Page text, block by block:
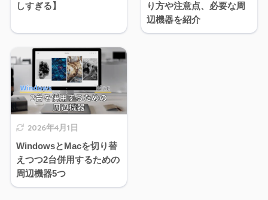
しすぎる】
り方や注意点、必要な周
辺機器を紹介
2026年4月1日
WindowsとMacを切り替
えつつ2台併用するための
周辺機器5つ